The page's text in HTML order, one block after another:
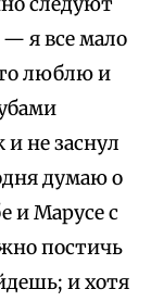
я все мало
люблю и
не заснул
думаю о
и Марусе с
постичь
и хотя